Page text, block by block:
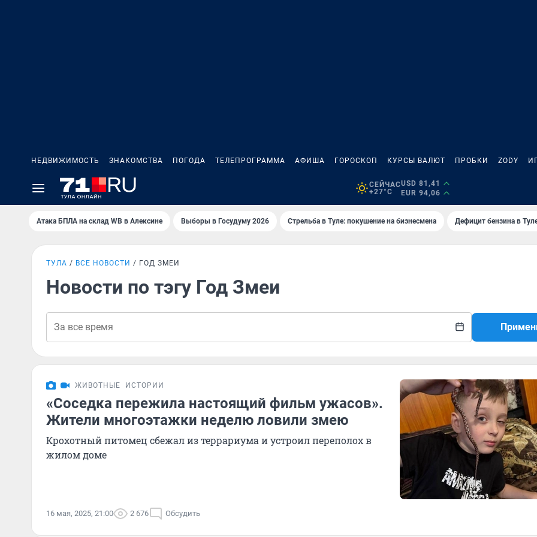
НЕДВИЖИМОСТЬ ЗНАКОМСТВА ПОГОДА ТЕЛЕПРОГРАММА АФИША ГОРОСКОП КУРСЫ ВАЛЮТ ПРОБКИ ZODY
СЕЙЧАС
+27°C
USD 81,41
EUR 94,06
Атака БПЛА на склад WB в Алексине Выборы в Госудуму 2026 Стрельба в Туле: покушение на бизнесмена Дефицит бензина в
ТУЛА ВСЕ НОВОСТИ ГОД ЗМЕИ
Новости по тэгу Год Змеи
ЖИВОТНЫЕ ИСТОРИИ
«Соседка пережила настоящий фильм ужасов».
Жители многоэтажки неделю ловили змею
Крохотный питомец сбежал из террариума и устроил переполох в
жилом доме
16 мая, 2025, 21:00 2 676 Обсудить